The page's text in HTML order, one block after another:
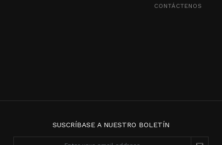
CONTÁCTENOS
SUSCRÍBASE A NUESTRO BOLETÍN